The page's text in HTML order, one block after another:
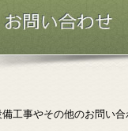
備工事やその他のお問い